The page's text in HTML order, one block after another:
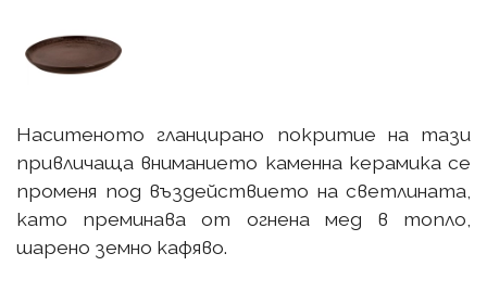
Наситеното гланцирано покритие на тази
привличаща вниманието каменна керамика се
променя под въздействието на светлината,
като преминава от огнена мед в топло,
шарено земно кафяво.